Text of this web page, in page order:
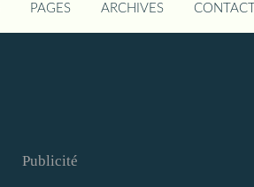
PAGES ARCHIVES CONTACT
Publicité